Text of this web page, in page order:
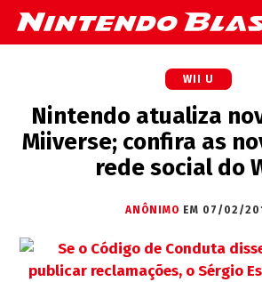
WII U
Nintendo atualiza
Miiverse; confira as
rede social do
ANÔNIMO EM 07/02/